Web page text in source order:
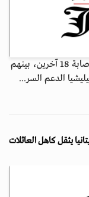
أعلنت شبكة أطباء السودان، مقتل 10 مدنيين وإصابة 18 آخرين، بينهم
الدعم السر...
يثقل كاهل العائلات